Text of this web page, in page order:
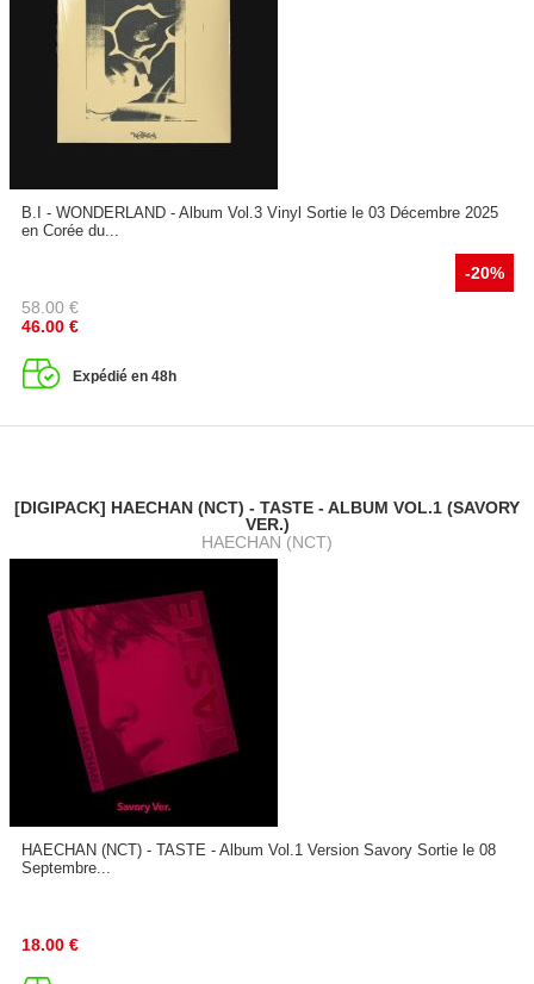
B.I - WONDERLAND - Album Vol.3 Vinyl Sortie le 03 Décembre 2025
en Corée du...
-20%
58.00 €
46.00 €
Expédié en 48h
[DIGIPACK] HAECHAN (NCT) - TASTE - ALBUM VOL.1 (SAVORY
VER.)
HAECHAN (NCT)
HAECHAN (NCT) - TASTE - Album Vol.1 Version Savory Sortie le 08
Septembre...
18.00 €